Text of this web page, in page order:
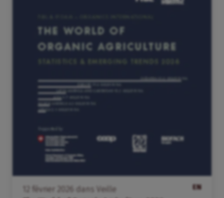
EN
février dans
Veille